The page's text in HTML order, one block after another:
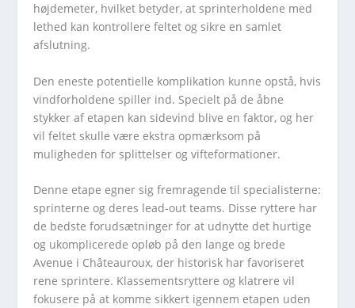
højdemeter, hvilket betyder, at sprinterholdene med
lethed kan kontrollere feltet og sikre en samlet
afslutning.
Den eneste potentielle komplikation kunne opstå, hvis
vindforholdene spiller ind. Specielt på de åbne
stykker af etapen kan sidevind blive en faktor, og her
vil feltet skulle være ekstra opmærksom på
muligheden for splittelser og vifteformationer.
Denne etape egner sig fremragende til specialisterne:
sprinterne og deres lead-out teams. Disse ryttere har
de bedste forudsætninger for at udnytte det hurtige
og ukomplicerede opløb på den lange og brede
Avenue i Châteauroux, der historisk har favoriseret
rene sprintere. Klassementsryttere og klatrere vil
fokusere på at komme sikkert igennem etapen uden